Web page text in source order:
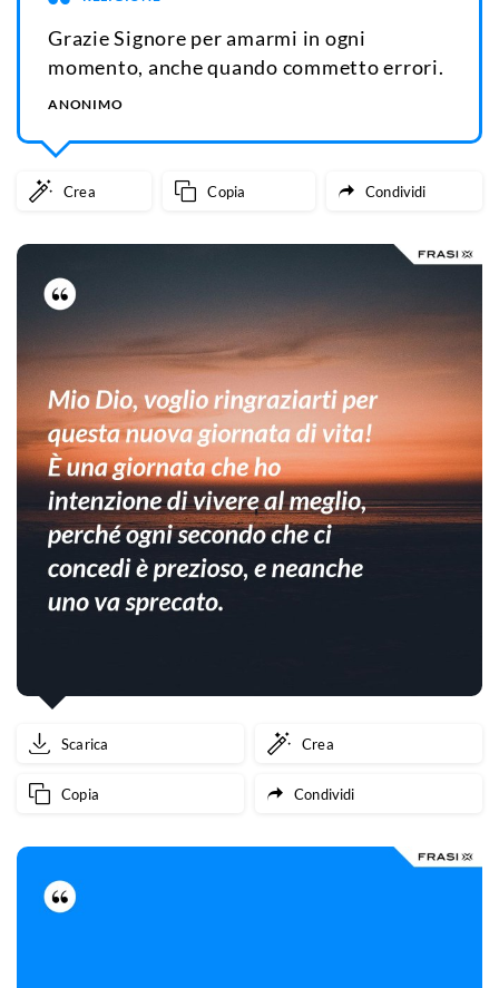
Grazie Signore per amarmi in ogni
momento, anche quando commetto errori.
ANONIMO
Crea Copia Condividi
Scarica Crea
Copia Condividi